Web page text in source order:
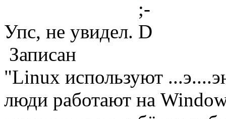
Упс, не увидел.
Записан
"Linux используют
люди работают на